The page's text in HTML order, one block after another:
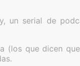
un serial de
que dicen